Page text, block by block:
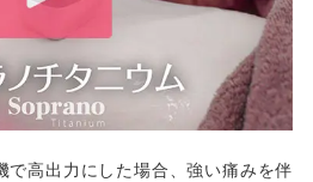
で高出力にした場合、強い痛みを伴